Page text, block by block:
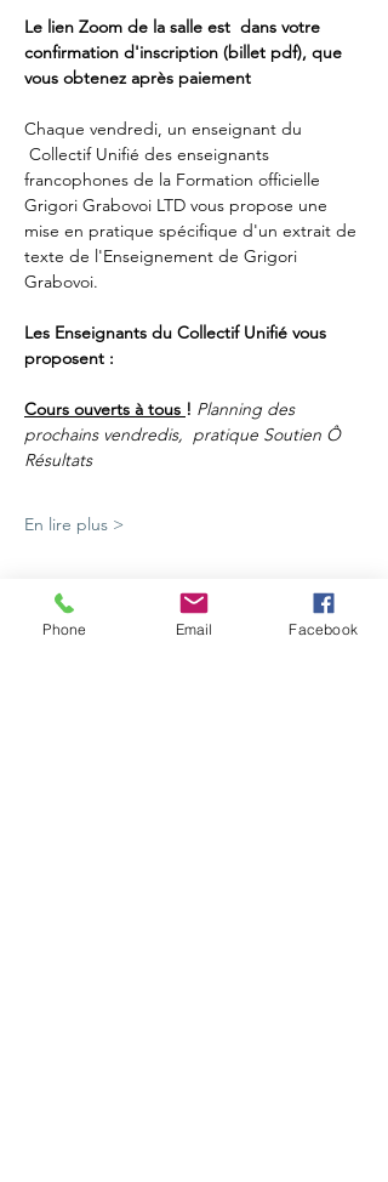
Le lien Zoom de la salle est  dans votre
confirmation d'inscription (billet pdf), que
vous obtenez après paiement
Chaque vendredi, un enseignant du
Collectif Unifié des enseignants
francophones de la Formation officielle
Grigori Grabovoi LTD vous propose une
mise en pratique spécifique d'un extrait de
texte de l'Enseignement de Grigori
Grabovoi.
Les Enseignants du Collectif Unifié vous
proposent :
Cours ouverts à tous ! Planning des
prochains vendredis,  pratique Soutien Ô
Résultats
En lire plus >
Partager cet événement
Phone Email Facebook